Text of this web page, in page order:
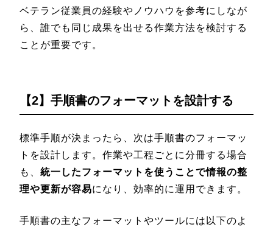
ベテラン従業員の経験やノウハウを参考にしなが
ら、誰でも同じ成果を出せる作業方法を検討する
ことが重要です。
【2】手順書のフォーマットを設計する
標準手順が決まったら、次は手順書のフォーマッ
トを設計します。作業や工程ごとに分冊する場合
も、 統一したフォーマットを使うことで情報の整
理や更新が容易になり、効率的に運用できます。
手順書の主なフォーマットやツールには以下のよ